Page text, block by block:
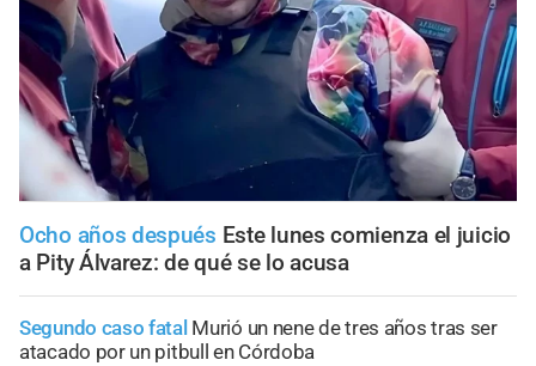
Ocho años después Este lunes comienza el juicio
a Pity Álvarez: de qué se lo acusa
Segundo caso fatal Murió un nene de tres años tras ser
atacado por un pitbull en Córdoba